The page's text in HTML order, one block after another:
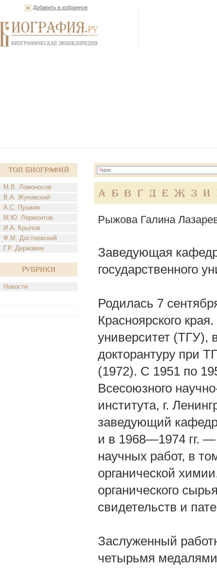
Добавить в избранное
Топ Биографий
М.В. Ломоносов
В.А. Жуковский
А.С. Пушкин
М.Ю. Лермонтов
И.А. Крылов
Ф.М. Достоевский
Г.Р. Державин
Рубрики
Новости
А Б В Г Д Е Ж З И
Рыжова Галина
Заведующая
государственного
Родилась 7
Красноярского
университет (ТГУ),
докторантуру при
(1972). С 1951 по
Всесоюзного
института, г.
заведующий
и в 1968—1974 гг. —
научных работ, в
органической
органического
свидетельств и
Заслуженный
четырьмя